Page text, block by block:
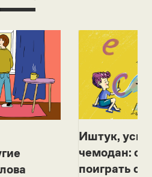
Иштук,
чемодан:
поиграть с